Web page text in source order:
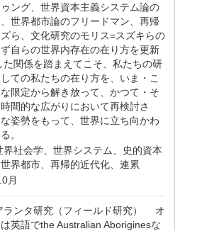
ング、世界資本主義システム論の
世界都市論のフリードマン、再帰
ら、文化研究のモリス=スズキらの
自らの世界内存在の在り方を更新
関係を踏まえてこそ、私たちの研
ての私たちの在り方を、いま・こ
限定から解き放って、かつて・そ
間的な広がりにおいて再検討さ
姿勢をもって、世界に立ち向かわ
。
界社会学、世界システム、史的資本
界都市、再帰的近代化、連累
月
ランタ研究（フィールド研究） オ
英語でthe Australian Aboriginesな